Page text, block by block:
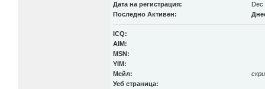
Дата на регистрация:
Dec
Последно Активен:
ICQ:
AIM:
MSN:
YIM:
Мейл:
Уеб страница: